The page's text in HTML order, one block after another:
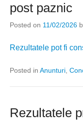
post paznic
Posted on 11/02/2026
Rezultatele pot fi
Posted in Anunturi
Rezultatele